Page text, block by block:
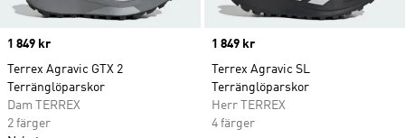
Price
1 849 kr
Terrex Agravic GTX 2
Terränglöparskor
Dam TERREX
2 färger
Price
1 849 kr
Terrex Agravic SL
Terränglöparskor
Herr TERREX
4 färger